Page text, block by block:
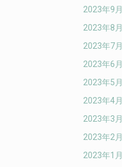
2023年9月
2023年8月
2023年7月
2023年6月
2023年5月
2023年4月
2023年3月
2023年2月
2023年1月